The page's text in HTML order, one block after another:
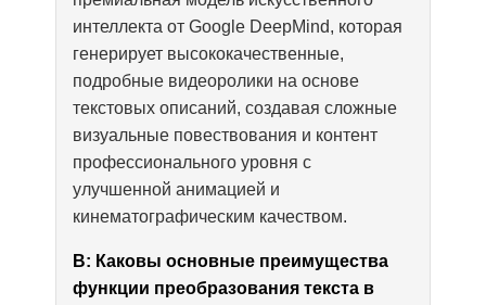
интеллекта от Google DeepMind, которая
генерирует высококачественные,
подробные видеоролики на основе
текстовых описаний, создавая сложные
визуальные повествования и контент
профессионального уровня с
улучшенной анимацией и
кинематографическим качеством.
В: Каковы основные преимущества
функции преобразования текста в